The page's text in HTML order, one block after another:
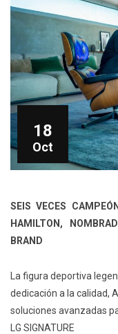
18
Oct
SEIS VECES
HAMILTON,
BRAND
La figura deportiva
dedicación a la calidad,
soluciones avanzadas
LG SIGNATURE